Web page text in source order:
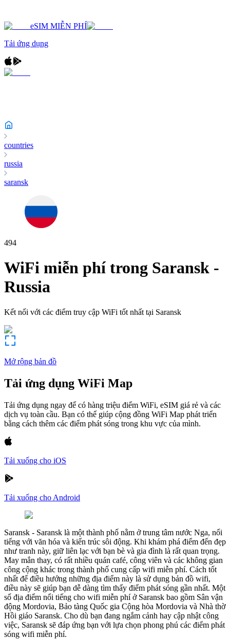
eSIM MIỄN PHÍ
Tải ứng dụng
countries
russia
saransk
494
WiFi miễn phí trong Saransk -
Russia
Kết nối với các điểm truy cập WiFi tốt nhất tại Saransk
Mở rộng bản đồ
Tải ứng dụng WiFi Map
Tải ứng dụng ngay để có hàng triệu điểm WiFi, eSIM giá rẻ và các
dịch vụ toàn cầu. Bạn có thể giúp cộng đồng WiFi Map phát triển
bằng cách thêm các điểm phát sóng trong khu vực của mình.
Tải xuống cho iOS
Tải xuống cho Android
Saransk - Saransk là một thành phố nằm ở trung tâm nước Nga, nổi
tiếng với văn hóa và kiến trúc sôi động. Khi khám phá điểm đến đẹp
như tranh này, giữ liên lạc với bạn bè và gia đình là rất quan trọng.
May mắn thay, có rất nhiều quán café, công viên và các không gian
công cộng khác trong thành phố cung cấp wifi miễn phí. Cách tốt
nhất để điều hướng những địa điểm này là sử dụng bản đồ wifi,
điều này sẽ giúp bạn dễ dàng tìm thấy điểm phát sóng gần nhất. Một
số địa điểm nổi tiếng cho wifi miễn phí ở Saransk bao gồm Sân vận
động Mordovia, Bảo tàng Quốc gia Cộng hòa Mordovia và Nhà thờ
Hồi giáo Saransk. Cho dù bạn đang ngắm cảnh hay cập nhật công
việc, Saransk sẽ đáp ứng bạn với lựa chọn phong phú các điểm phát
sóng wifi miễn phí.